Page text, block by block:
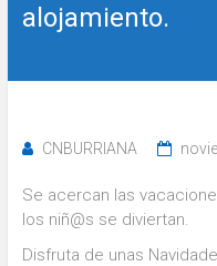
alojamiento.
CNBURRIANA
Se acercan las
los niñ@s se diviertan.
Disfruta de unas